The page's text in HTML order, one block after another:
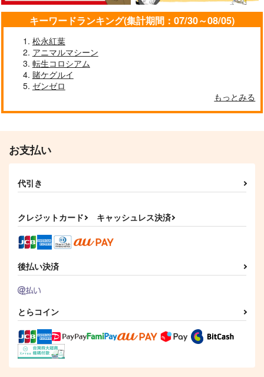
キーワードランキング(集計期間：07/30～08/05)
松永紅葉
アニマルマシーン
転生コロシアム
賭ケグルイ
ゼンゼロ
もっとみる
お支払い
代引き
クレジットカード キャッシュレス決済
後払い決済
とらコイン